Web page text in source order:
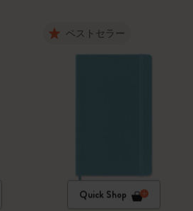
ベストセラー
Quick Shop